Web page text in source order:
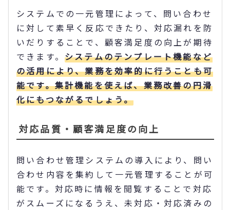
システムでの一元管理によって、問い合わせ
に対して素早く反応できたり、対応漏れを防
いだりすることで、顧客満足度の向上が期待
できます。 システムのテンプレート機能など
の活用により、業務を効率的に行うことも可
能です。集計機能を使えば、業務改善の円滑
化にもつながるでしょう。
対応品質・顧客満足度の向上
問い合わせ管理システムの導入により、問い
合わせ内容を集約して一元管理することが可
能です。対応時に情報を閲覧することで対応
がスムーズになるうえ、未対応・対応済みの